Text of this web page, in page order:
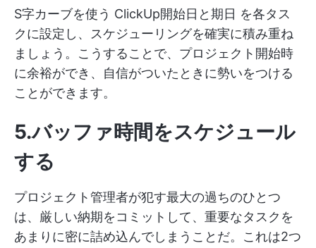
S字カーブを使う ClickUp開始日と期日 を各タス
クに設定し、スケジューリングを確実に積み重ね
ましょう。こうすることで、プロジェクト開始時
に余裕ができ、自信がついたときに勢いをつける
ことができます。
5.バッファ時間をスケジュール
する
プロジェクト管理者が犯す最大の過ちのひとつ
は、厳しい納期をコミットして、重要なタスクを
あまりに密に詰め込んでしまうことだ。これは2つ